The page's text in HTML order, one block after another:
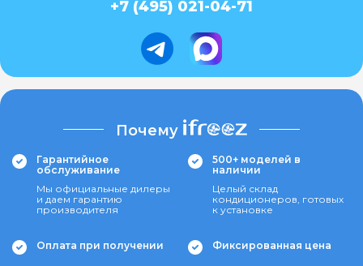
+7 (495) 021-04-71
Почему
Гарантийное
обслуживание
Мы официальные дилеры
и даем гарантию
производителя
500+ моделей в
наличии
Целый склад
кондиционеров, готовых
к установке
Оплата при получении Фиксированная цена